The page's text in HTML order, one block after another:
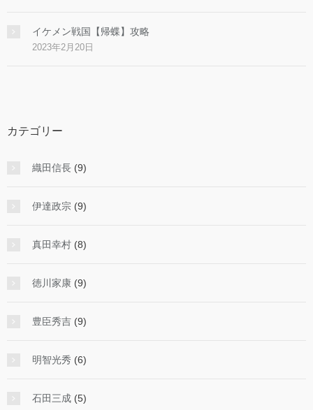
イケメン戦国【帰蝶】攻略
2023年2月20日
カテゴリー
織田信長 (9)
伊達政宗 (9)
真田幸村 (8)
徳川家康 (9)
豊臣秀吉 (9)
明智光秀 (6)
石田三成 (5)